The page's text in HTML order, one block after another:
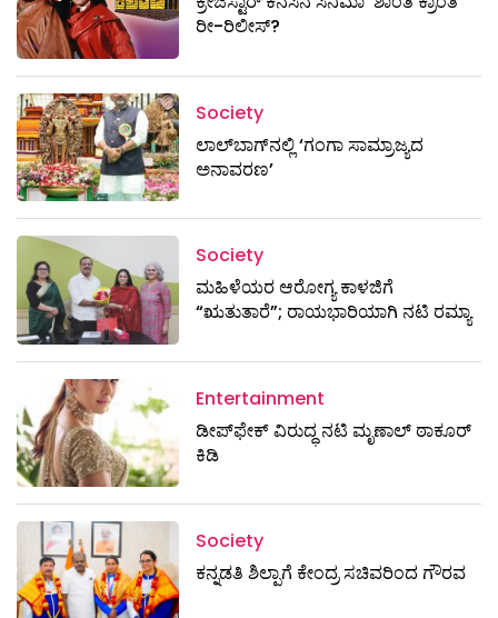
ರೀ-ರಿಲೀಸ್?
Society
ಲಾಲ್‌ಬಾಗ್‌ನಲ್ಲಿ ‘ಗಂಗಾ ಸಾಮ್ರಾಜ್ಯದ
ಅನಾವರಣ’
Society
ಮಹಿಳೆಯರ ಆರೋಗ್ಯ ಕಾಳಜಿಗೆ
“ಋತುತಾರೆ”; ರಾಯಭಾರಿಯಾಗಿ ನಟಿ ರಮ್ಯಾ
Entertainment
ಡೀಪ್‌ಫೇಕ್ ವಿರುದ್ಧ ನಟಿ ಮೃಣಾಲ್ ಠಾಕೂರ್
ಕಿಡಿ
Society
ಕನ್ನಡತಿ ಶಿಲ್ಪಾಗೆ ಕೇಂದ್ರ ಸಚಿವರಿಂದ ಗೌರವ